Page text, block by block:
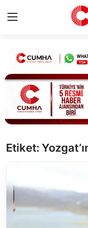
Kurumsal
Cumhurbaşkanlığı
Bakanlıklar
Yerel Yönetimler
Mülki İdare
Etiket: